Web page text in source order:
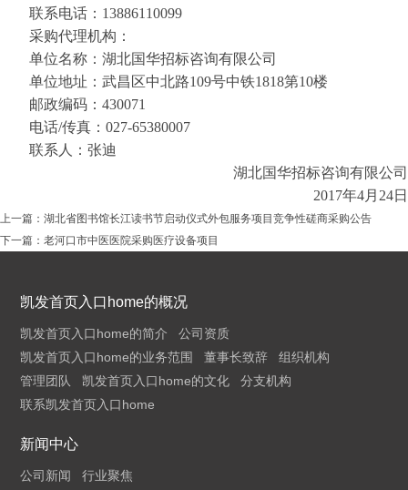
联系电话： 13886110099
采购代理机构：
单位名称：湖北国华招标咨询有限公司
单位地址：武昌区中北路109号中铁1818第10楼
邮政编码： 430071
电话/传真： 027-65380007
联系人： 张迪
湖北国华招标咨询有限公司
2017年4月 24日
上一篇： 湖北省图书馆长江读书节启动仪式外包服务项目竞争性磋商采购公告
下一篇： 老河口市中医医院采购医疗设备项目
凯发首页入口home的概况
凯发首页入口home的简介
公司资质
凯发首页入口home的业务范围
董事长致辞
组织机构
管理团队
凯发首页入口home的文化
分支机构
联系凯发首页入口home
新闻中心
公司新闻 行业聚焦